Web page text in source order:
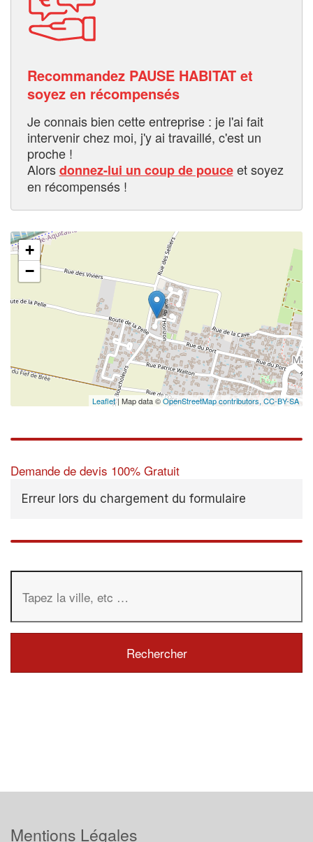
Recommandez PAUSE HABITAT et
soyez en récompensés
Je connais bien cette entreprise : je l'ai fait
intervenir chez moi, j'y ai travaillé, c'est un
proche !
Alorsdonnez-lui un coup de pouceet soyez
en récompensés !
+
−
Leaflet| Map data ©OpenStreetMap contributors, CC-BY-SA
Demande de devis 100% Gratuit
Erreur lors du chargement du formulaire
Mentions Légales